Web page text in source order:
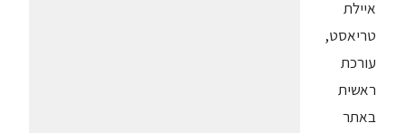
איילת
טריאסט,
עורכת
ראשית
באתר